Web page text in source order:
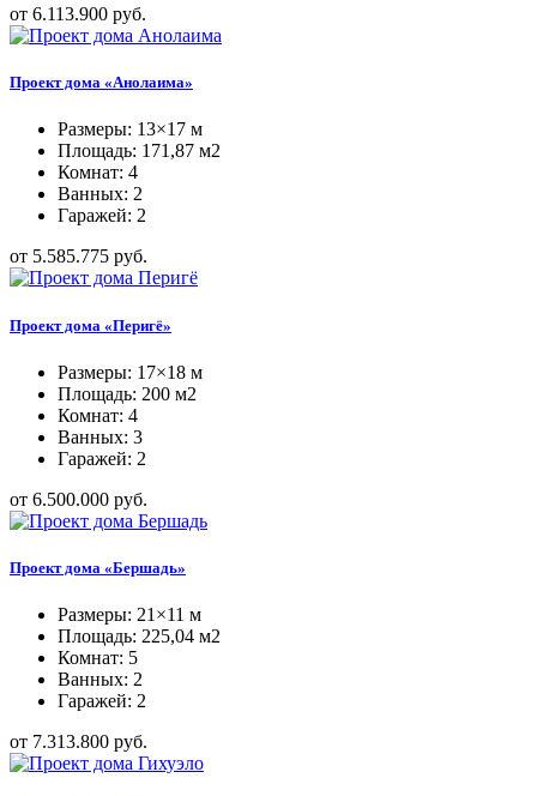
от 6.113.900 руб.
Проект дома «Анолаима»
Размеры: 13×17 м
Площадь: 171,87 м2
Комнат: 4
Ванных: 2
Гаражей: 2
от 5.585.775 руб.
Проект дома «Перигё»
Размеры: 17×18 м
Площадь: 200 м2
Комнат: 4
Ванных: 3
Гаражей: 2
от 6.500.000 руб.
Проект дома «Бершадь»
Размеры: 21×11 м
Площадь: 225,04 м2
Комнат: 5
Ванных: 2
Гаражей: 2
от 7.313.800 руб.